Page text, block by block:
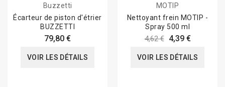
Buzzetti
Écarteur de piston d'étrier
BUZZETTI
79,80 €
VOIR LES DÉTAILS
MOTIP
Nettoyant frein MOTIP -
Spray 500 ml
4,62 € 4,39 €
VOIR LES DÉTAILS